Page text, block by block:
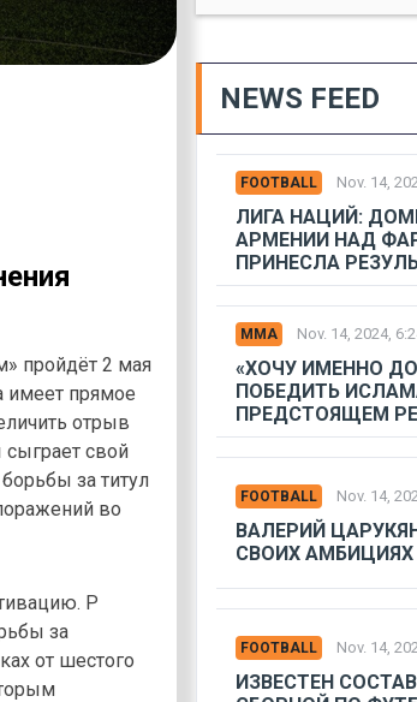
пройдёт 2 мая
имеет прямое
отрыв
свой
за титул
во
P
за
от шестого
NEWS FEED
FOOTBALL Nov. 14,
ЛИГА НАЦИЙ:
АРМЕНИИ НАД
ПРИНЕСЛА
MMA Nov. 14, 2024,
«ХОЧУ ИМЕННО
ПОБЕДИТЬ
ПРЕДСТОЯЩЕМ
FOOTBALL Nov. 14,
ВАЛЕРИЙ
СВОИХ
FOOTBALL Nov. 14,
ИЗВЕСТЕН